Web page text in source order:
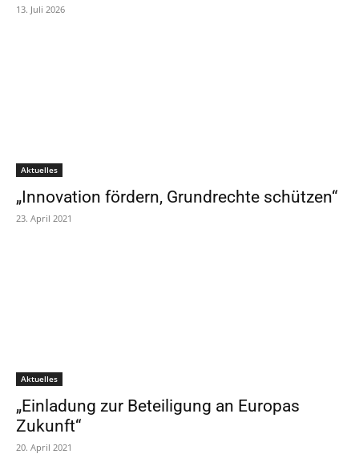
13. Juli 2026
Aktuelles
„Innovation fördern, Grundrechte schützen“
23. April 2021
Aktuelles
„Einladung zur Beteiligung an Europas
Zukunft“
20. April 2021